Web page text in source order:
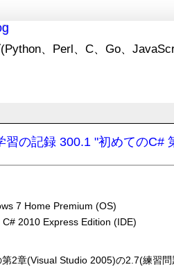
、Perl、C、Go、
習の記録 300.1 "初めてのC#
7 Home Premium (OS)
2010 Express Edition (IDE)
2章(Visual Studio 2005)の2.7(練習問